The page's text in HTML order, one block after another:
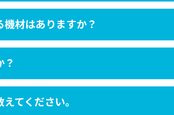
材はありますか？
？
てください。